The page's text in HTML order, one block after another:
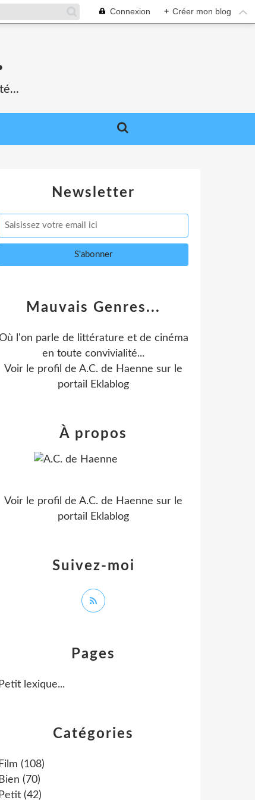
Connexion + Créer mon blog
Newsletter
Catégories
Film (108)
Bien (70)
Petit (42)
Pages
Petit lexique...
Mauvais Genres...
l'on parle de littérature et de cinéma
en toute convivialité...
Voir le profil de A.C. de Haenne sur le
portail Eklablog
Suivez-moi
À propos
Voir le profil de A.C. de Haenne sur le
portail Eklablog